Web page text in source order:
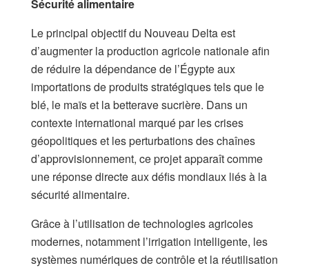
Sécurité alimentaire
Le principal objectif du Nouveau Delta est
d’augmenter la production agricole nationale afin
de réduire la dépendance de l’Égypte aux
importations de produits stratégiques tels que le
blé, le maïs et la betterave sucrière. Dans un
contexte international marqué par les crises
géopolitiques et les perturbations des chaînes
d’approvisionnement, ce projet apparaît comme
une réponse directe aux défis mondiaux liés à la
sécurité alimentaire.
Grâce à l’utilisation de technologies agricoles
modernes, notamment l’irrigation intelligente, les
systèmes numériques de contrôle et la réutilisation